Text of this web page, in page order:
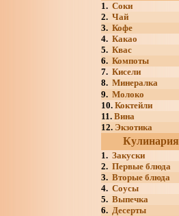
1. Соки
2. Чай
3. Кофе
4. Какао
5. Квас
6. Компоты
7. Кисели
8. Минералка
9. Молоко
10. Коктейли
11. Вина
12. Экзотика
Кулинария
1. Закуски
2. Первые блюда
3. Вторые блюда
4. Соусы
5. Выпечка
6. Десерты